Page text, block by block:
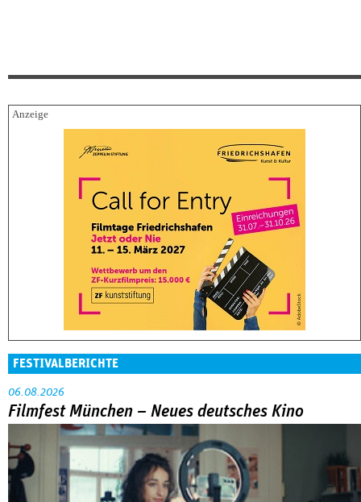
FESTIVALBERICHTE
06.08.2026
Filmfest München – Neues deutsches Kino